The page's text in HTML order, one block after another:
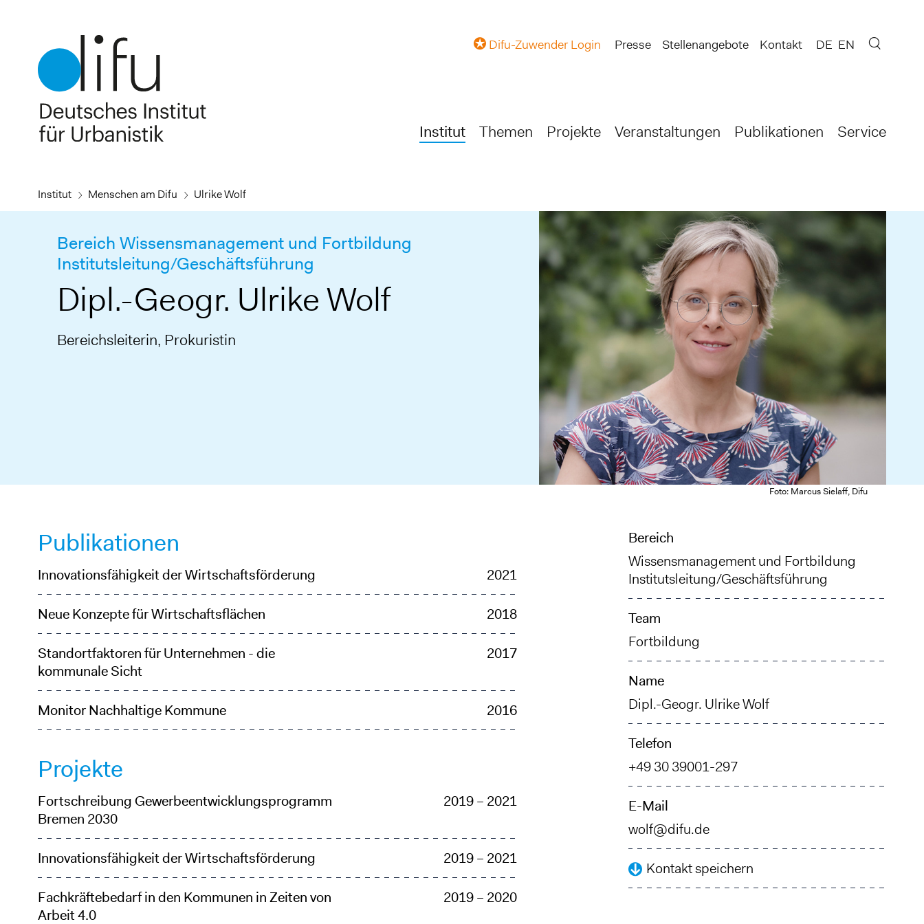
Institut Themen Projekte Veranstaltungen Publikationen Service
Difu-Zuwender Login Presse Stellenangebote Kontakt DE EN
Institut Menschen am Difu Ulrike Wolf
Foto: Marcus Sielaff, Difu
Bereich Wissensmanagement und Fortbildung
Institutsleitung/Geschäftsführung
Dipl.-Geogr. Ulrike Wolf
Bereichsleiterin, Prokuristin
Publikationen
Innovationsfähigkeit der Wirtschaftsförderung 2021
Neue Konzepte für Wirtschaftsflächen 2018
Standortfaktoren für Unternehmen - die
kommunale Sicht
2017
Monitor Nachhaltige Kommune 2016
Projekte
Fortschreibung Gewerbeentwicklungsprogramm
Bremen 2030
2019 – 2021
Innovationsfähigkeit der Wirtschaftsförderung 2019 – 2021
Fachkräftebedarf in den Kommunen in Zeiten von
Arbeit 4.0
2019 – 2020
Bereich
Wissensmanagement und Fortbildung
Institutsleitung/Geschäftsführung
Team
Fortbildung
Name
Dipl.-Geogr. Ulrike Wolf
Telefon
+49 30 39001-297
E-Mail
wolf@difu.de
Kontakt speichern